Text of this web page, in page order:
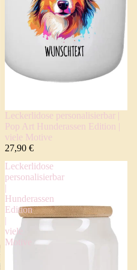
Leckerlidose personalisierbar |
Pop Art Hunderassen Edition |
viele Motive
27,90 €
Leckerlidose
personalisierbar
|
Hunderassen
Edition
|
viele
Motive